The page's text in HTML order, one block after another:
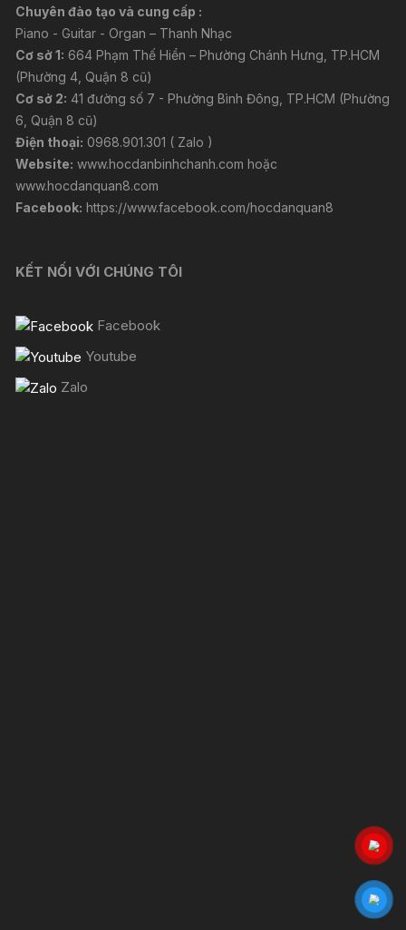
Chuyên đào tạo và cung cấp :
Piano - Guitar - Organ – Thanh Nhạc
Cơ sở 1: 664 Phạm Thế Hiển – Phường Chánh Hưng, TP.HCM
(Phường 4, Quận 8 cũ)
Cơ sở 2: 41 đường số 7 - Phường Bình Đông, TP.HCM (Phường
6, Quận 8 cũ)
Điện thoại: 0968.901.301 ( Zalo )
Website: www.hocdanbinhchanh.com hoặc
www.hocdanquan8.com
Facebook: https://www.facebook.com/hocdanquan8
KẾT NỐI VỚI CHÚNG TÔI
Facebook
Youtube
Zalo